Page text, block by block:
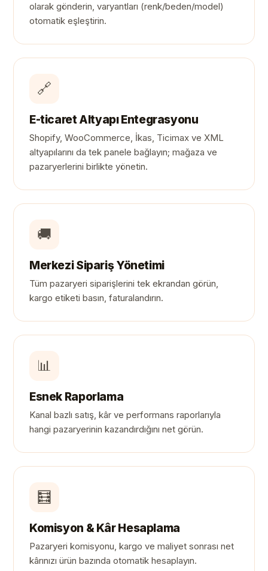
olarak gönderin, varyantları (renk/beden/model)
otomatik eşleştirin.
🔗
E-ticaret Altyapı Entegrasyonu
Shopify, WooCommerce, İkas, Ticimax ve XML
altyapılarını da tek panele bağlayın; mağaza ve
pazaryerlerini birlikte yönetin.
🚚
Merkezi Sipariş Yönetimi
Tüm pazaryeri siparişlerini tek ekrandan görün,
kargo etiketi basın, faturalandırın.
📊
Esnek Raporlama
Kanal bazlı satış, kâr ve performans raporlarıyla
hangi pazaryerinin kazandırdığını net görün.
🧮
Komisyon & Kâr Hesaplama
Pazaryeri komisyonu, kargo ve maliyet sonrası net
kârınızı ürün bazında otomatik hesaplayın.